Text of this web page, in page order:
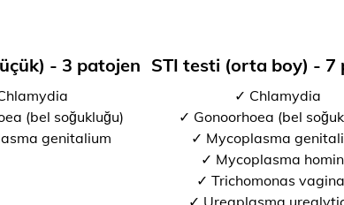
- 3 patojen
(bel soğukluğu)
genitalium
STI testi (orta boy) - 7
✓ Chlamydia
✓ Gonoorhoea (bel
✓ Mycoplasma
✓ Mycoplasma
✓ Trichomonas
✓ Ureaplasma